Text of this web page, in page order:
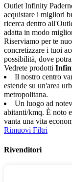
Outlet Infinity
acquistare i migliori
ricerca dentro
adatta in modo
Riserviamo per te
concretizzare i tuoi
possibilità, dove
Vedrete prodotti
Il nostro centro
estende su un'area
metropolitana.
Un luogo ad
abitanti/kmq. È noto
vanta una vita
Rimuovi Filtri
Rivenditori